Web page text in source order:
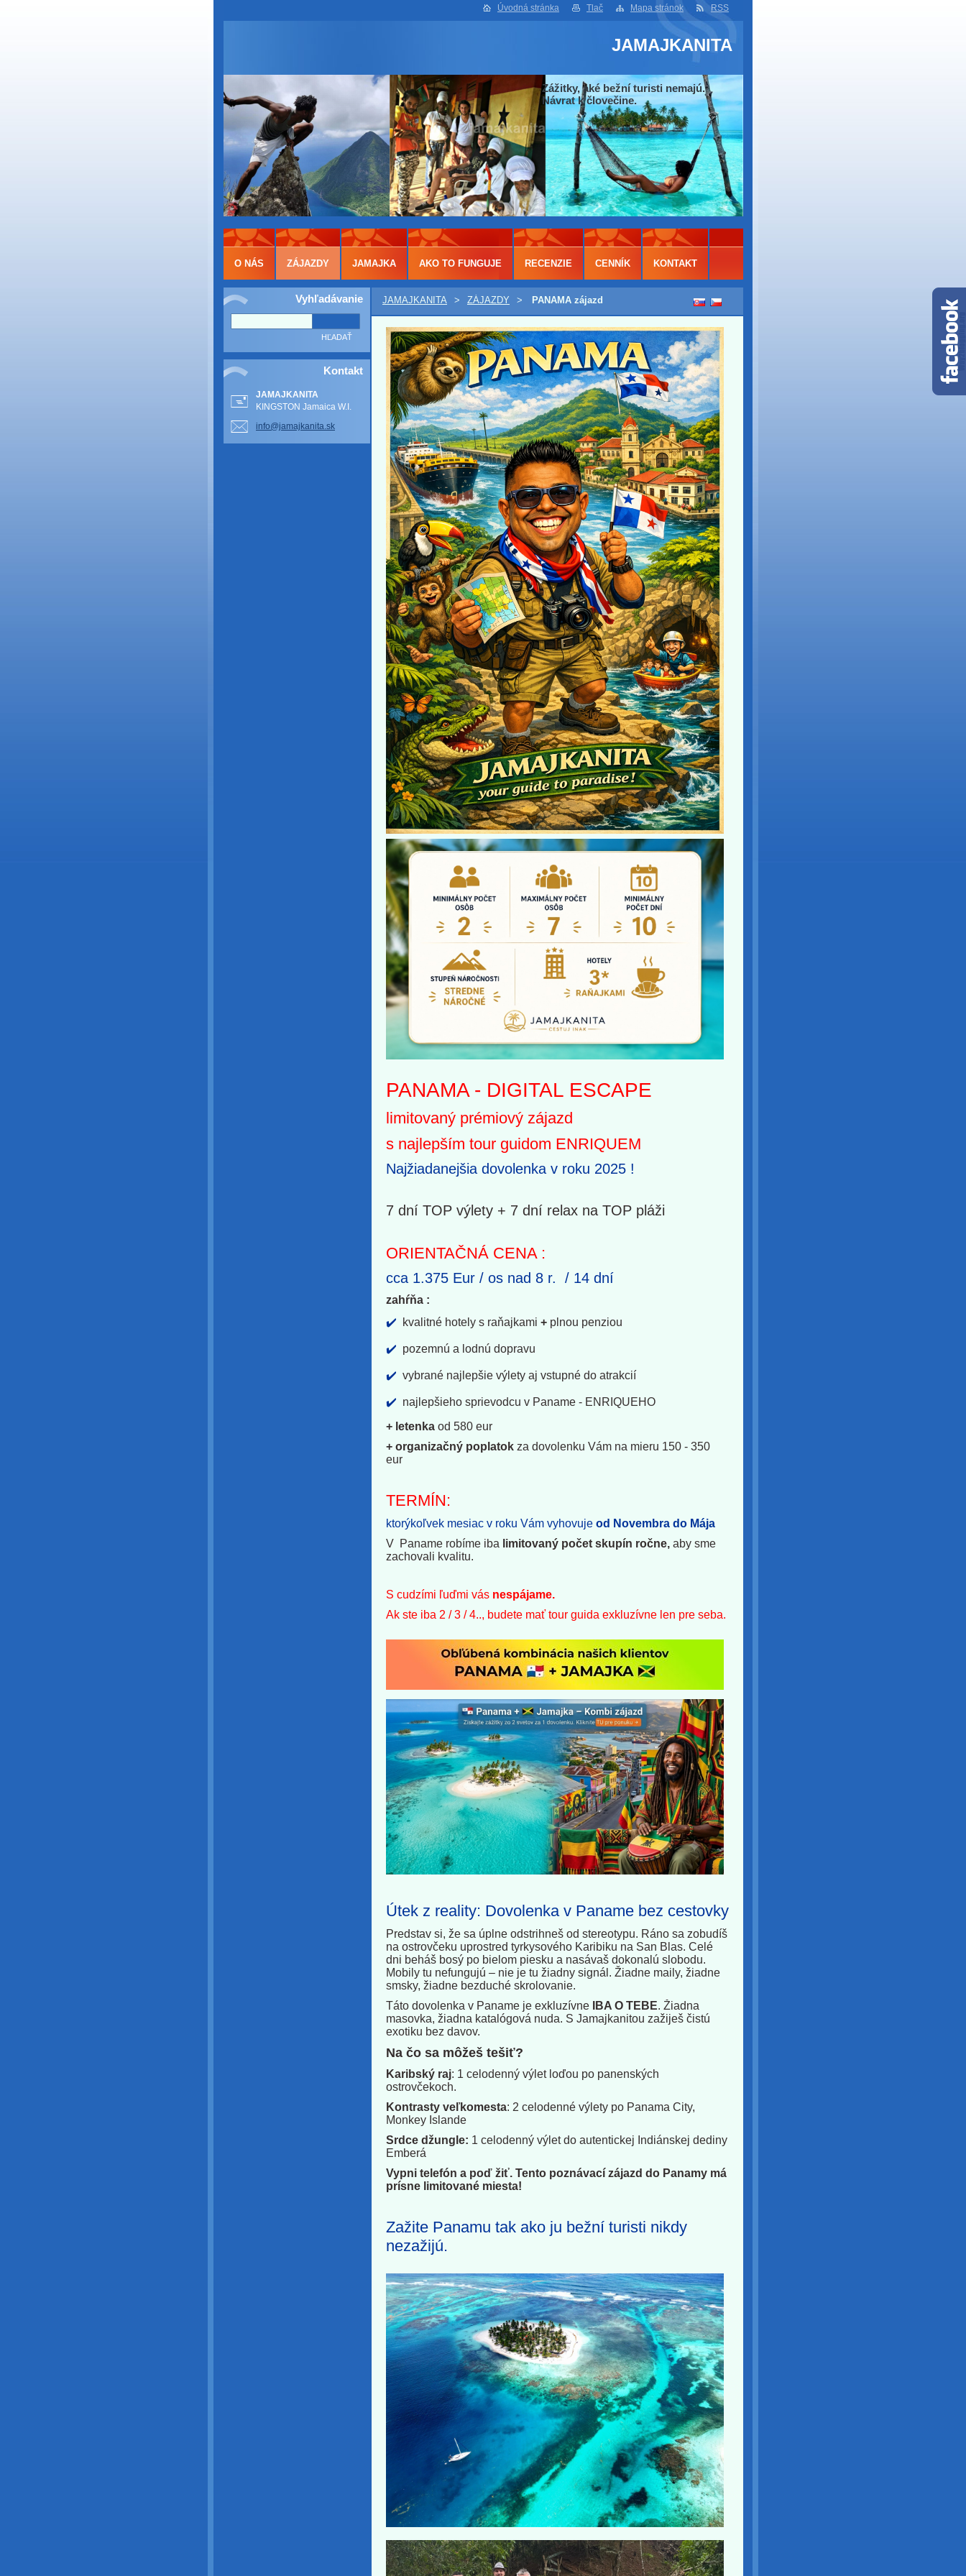
Úvodná stránka Tlač Mapa stránok RSS
JAMAJKANITA
Zážitky, aké bežní turisti nemajú.
Návrat k človečine.
Vyhľadávanie
Kontakt
JAMAJKANITA
KINGSTON Jamaica W.I.
info@jamajkanita.sk
JAMAJKANITA > ZÁJAZDY > PANAMA zájazd
PANAMA - DIGITAL ESCAPE
limitovaný prémiový zájazd
s najlepším tour guidom ENRIQUEM
Najžiadanejšia dovolenka v roku 2025 !
7 dní TOP výlety + 7 dní relax na TOP pláži
ORIENTAČNÁ CENA :
cca 1.375 Eur / os nad 8 r. / 14 dní
zahŕňa :
✔️
kvalitné hotely s raňajkami + plnou penziou
✔️ pozemnú a lodnú dopravu
✔️ vybrané najlepšie výlety aj vstupné do atrakcií
✔️ najlepšieho sprievodcu v Paname - ENRIQUEHO
+ letenka od 580 eur
+ organizačný poplatok za dovolenku Vám na mieru 150 - 350
eur
TERMÍN:
ktorýkoľvek mesiac v roku Vám vyhovuje od Novembra do Mája
V Paname robíme iba limitovaný počet skupín ročne, aby sme
zachovali kvalitu.
S cudzími ľuďmi vás nespájame.
Ak ste iba 2 / 3 / 4.., budete mať tour guida exkluzívne len pre seba.
Útek z reality: Dovolenka v Paname bez cestovky
Predstav si, že sa úplne odstrihneš od stereotypu. Ráno sa zobudíš
na ostrovčeku uprostred tyrkysového Karibiku na San Blas. Celé
dni beháš bosý po bielom piesku a nasávaš dokonalú slobodu.
Mobily tu nefungujú – nie je tu žiadny signál. Žiadne maily, žiadne
smsky, žiadne bezduché skrolovanie.
Táto dovolenka v Paname je exkluzívne IBA O TEBE. Žiadna
masovka, žiadna katalógová nuda. S Jamajkanitou zažiješ čistú
exotiku bez davov.
Na čo sa môžeš tešiť?
Karibský raj: 1 celodenný výlet loďou po panenských
ostrovčekoch.
Kontrasty veľkomesta: 2 celodenné výlety po Panama City,
Monkey Islande
Srdce džungle: 1 celodenný výlet do autentickej Indiánskej dediny
Emberá
Vypni telefón a poď žiť. Tento poznávací zájazd do Panamy má
prísne limitované miesta!
Zažite Panamu tak ako ju bežní turisti nikdy
nezažijú.
O NÁS ZÁJAZDY JAMAJKA AKO TO FUNGUJE RECENZIE CENNÍK KONTAKT